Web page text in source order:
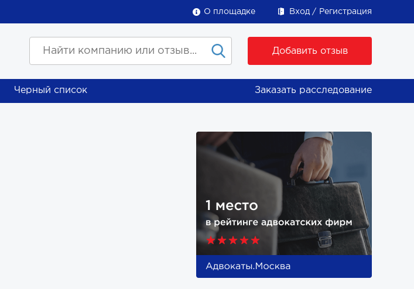
О площадке Вход Регистрация
Добавить отзыв
Черный список Заказать расследование